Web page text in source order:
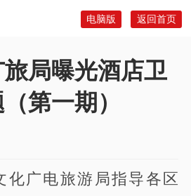
返回首页
电脑版
局曝光酒店卫
第一期）
化广电旅游局指导各区